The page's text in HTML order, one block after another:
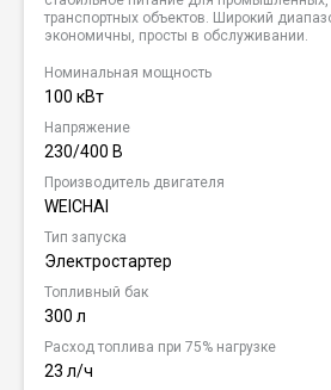
транспортных объектов. Широкий
экономичны, просты в обслуживании.
Номинальная мощность
100 кВт
Напряжение
230/400 В
Производитель двигателя
WEICHAI
Тип запуска
Электростартер
Топливный бак
300 л
Расход топлива при 75% нагрузке
23 л/ч